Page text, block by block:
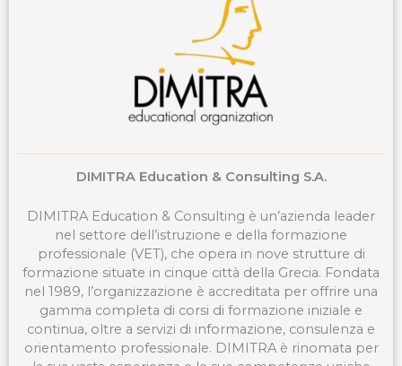
DIMITRA Education & Consulting S.A.
DIMITRA Education & Consulting è un’azienda leader
nel settore dell’istruzione e della formazione
professionale (VET), che opera in nove strutture di
formazione situate in cinque città della Grecia. Fondata
nel 1989, l’organizzazione è accreditata per offrire una
gamma completa di corsi di formazione iniziale e
continua, oltre a servizi di informazione, consulenza e
orientamento professionale. DIMITRA è rinomata per